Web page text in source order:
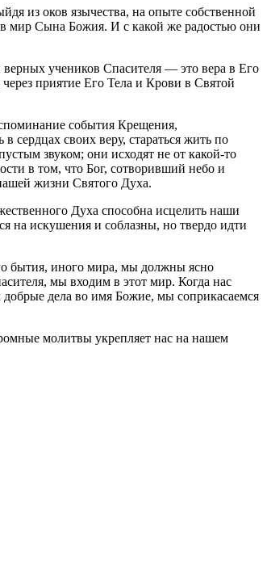
из оков язычества, на опыте собственной
мир Сына Божия. И с какой же радостью они
учеников Спасителя — это вера в Его
приятие Его Тела и Крови в Святой
события Крещения,
сердцах своих веру, стараться жить по
звуком; они исходят не от какой-то
в том, что Бог, сотворивший небо и
жизни Святого Духа.
Духа способна исцелить наши
на искушения и соблазны, но твердо идти
бытия, иного мира, мы должны ясно
мы входим в этот мир. Когда нас
дела во имя Божие, мы соприкасаемся
молитвы укрепляет нас на нашем